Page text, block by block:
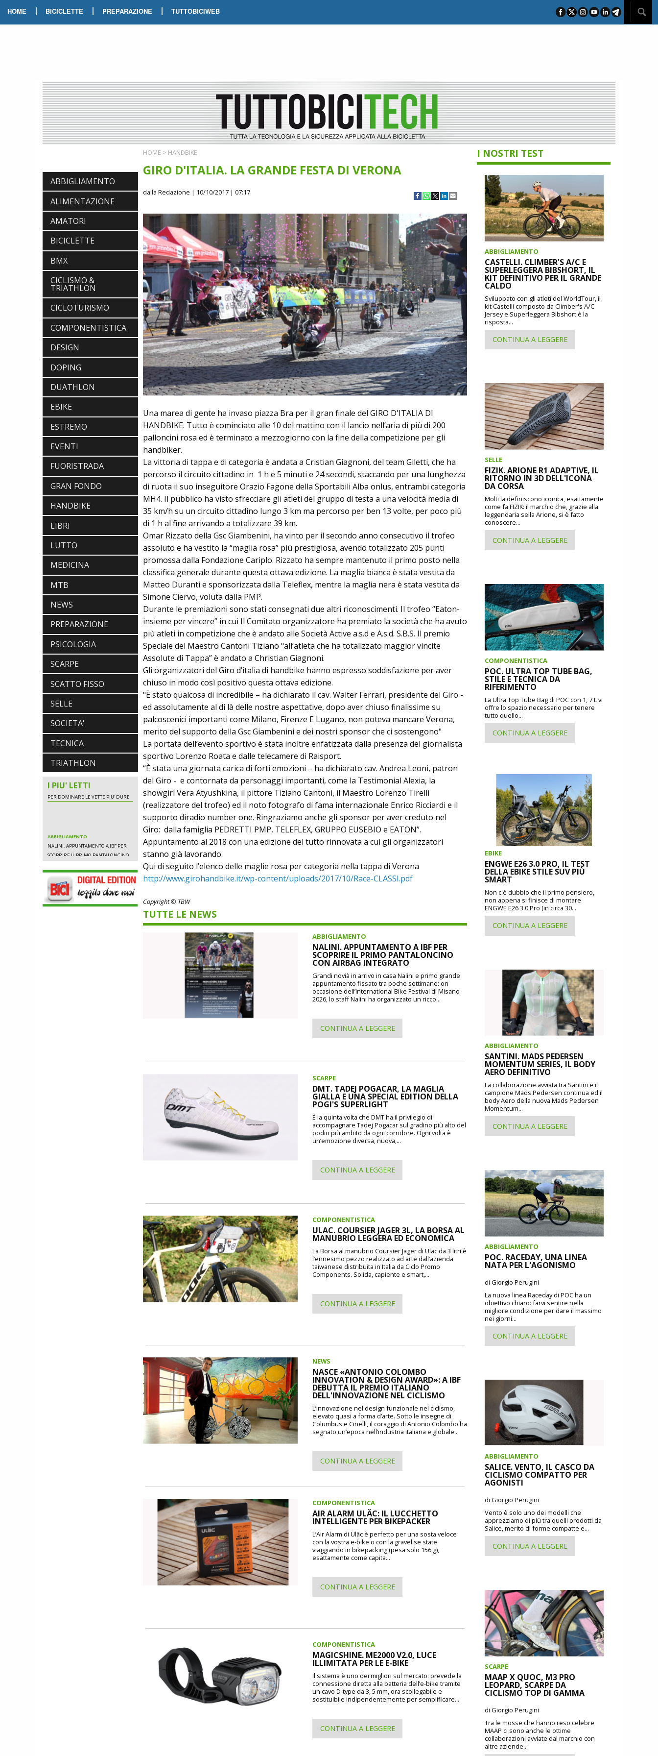
HOME | BICICLETTE | PREPARAZIONE | TUTTOBICIWEB
ABBIGLIAMENTO
ALIMENTAZIONE
AMATORI
BICICLETTE
BMX
CICLISMO &
TRIATHLON
CICLOTURISMO
COMPONENTISTICA
DESIGN
DOPING
DUATHLON
EBIKE
ESTREMO
EVENTI
FUORISTRADA
GRAN FONDO
HANDBIKE
LIBRI
LUTTO
MEDICINA
MTB
NEWS
PREPARAZIONE
PSICOLOGIA
SCARPE
SCATTO FISSO
SELLE
SOCIETA'
TECNICA
TRIATHLON
I PIU' LETTI
ABBIGLIAMENTO
NALINI. APPUNTAMENTO A IBF PER
CON AIRBAG INTEGRATO
LEGGEREZZA ASSOLUTA E CARATTERE
NALINI. APPUNTAMENTO A IBF PER
SCOPRIRE IL PRIMO PANTALONCINO
CON AIRBAG INTEGRATO
BICICLETTE
LOOK. LA NUOVA 785 HUEZ RS,
LEGGEREZZA ASSOLUTA E CARATTERE
PER DOMINARE LE VETTE PIU' DURE
SCOPRIRE IL PRIMO PANTALONCINO
CON AIRBAG INTEGRATO
BICICLETTE
LEGGEREZZA ASSOLUTA E CARATTERE
PER DOMINARE LE VETTE PIU' DURE
HOME > HANDBIKE
GIRO D'ITALIA. LA GRANDE FESTA DI VERONA
dalla Redazione | 10/10/2017 | 07:17
Una marea di gente ha invaso piazza Bra per il gran finale del GIRO D'ITALIA DI
HANDBIKE. Tutto è cominciato alle 10 del mattino con il lancio nell’aria di più di 200
palloncini rosa ed è terminato a mezzogiorno con la fine della competizione per gli
handbiker.
La vittoria di tappa e di categoria è andata a Cristian Giagnoni, del team Giletti, che ha
percorso il circuito cittadino in 1 h e 5 minuti e 24 secondi, staccando per una lunghezza
di ruota il suo inseguitore Orazio Fagone della Sportabili Alba onlus, entrambi categoria
MH4. Il pubblico ha visto sfrecciare gli atleti del gruppo di testa a una velocità media di
35 km/h su un circuito cittadino lungo 3 km ma percorso per ben 13 volte, per poco più
di 1 h al fine arrivando a totalizzare 39 km.
Omar Rizzato della Gsc Giambenini, ha vinto per il secondo anno consecutivo il trofeo
assoluto e ha vestito la “maglia rosa” più prestigiosa, avendo totalizzato 205 punti
promossa dalla Fondazione Cariplo. Rizzato ha sempre mantenuto il primo posto nella
classifica generale durante questa ottava edizione. La maglia bianca è stata vestita da
Matteo Duranti e sponsorizzata dalla Teleflex, mentre la maglia nera è stata vestita da
Simone Ciervo, voluta dalla PMP.
Durante le premiazioni sono stati consegnati due altri riconoscimenti. Il trofeo “Eaton-
insieme per vincere” in cui Il Comitato organizzatore ha premiato la società che ha avuto
più atleti in competizione che è andato alle Società Active a.s.d e A.s.d. S.B.S. Il premio
Speciale del Maestro Cantoni Tiziano "all’atleta che ha totalizzato maggior vincite
Assolute di Tappa” è andato a Christian Giagnoni.
Gli organizzatori del Giro d’italia di handbike hanno espresso soddisfazione per aver
chiuso in modo così positivo questa ottava edizione.
"È stato qualcosa di incredibile – ha dichiarato il cav. Walter Ferrari, presidente del Giro -
ed assolutamente al di là delle nostre aspettative, dopo aver chiuso finalissime su
palcoscenici importanti come Milano, Firenze E Lugano, non poteva mancare Verona,
merito del supporto della Gsc Giambenini e dei nostri sponsor che ci sostengono"
La portata dell’evento sportivo è stata inoltre enfatizzata dalla presenza del giornalista
sportivo Lorenzo Roata e dalle telecamere di Raisport.
“È stata una giornata carica di forti emozioni – ha dichiarato cav. Andrea Leoni, patron
del Giro - e contornata da personaggi importanti, come la Testimonial Alexia, la
showgirl Vera Atyushkina, il pittore Tiziano Cantoni, il Maestro Lorenzo Tirelli
(realizzatore del trofeo) ed il noto fotografo di fama internazionale Enrico Ricciardi e il
supporto diradio number one. Ringraziamo anche gli sponsor per aver creduto nel
Giro: dalla famiglia PEDRETTI PMP, TELEFLEX, GRUPPO EUSEBIO e EATON”.
Appuntamento al 2018 con una edizione del tutto rinnovata a cui gli organizzatori
stanno già lavorando.
Qui di seguito l’elenco delle maglie rosa per categoria nella tappa di Verona
http://www.girohandbike.it/wp-content/uploads/2017/10/Race-CLASSI.pdf
Copyright © TBW
TUTTE LE NEWS
ABBIGLIAMENTO
NALINI. APPUNTAMENTO A IBF PER
SCOPRIRE IL PRIMO PANTALONCINO
CON AIRBAG INTEGRATO
Grandi novià in arrivo in casa Nalini e primo grande
appuntamento fissato tra poche settimane: on
occasione dell’International Bike Festival di Misano
2026, lo staff Nalini ha organizzato un ricco...
CONTINUA A LEGGERE
SCARPE
DMT. TADEJ POGACAR, LA MAGLIA
GIALLA E UNA SPECIAL EDITION DELLA
POGI'S SUPERLIGHT
È la quinta volta che DMT ha il privilegio di
accompagnare Tadej Pogacar sul gradino più alto del
podio più ambito da ogni corridore. Ogni volta è
un’emozione diversa, nuova,...
CONTINUA A LEGGERE
COMPONENTISTICA
ULAC. COURSIER JAGER 3L, LA BORSA AL
MANUBRIO LEGGERA ED ECONOMICA
La Borsa al manubrio Coursier Jager di Uläc da 3 litri è
l’ennesimo pezzo realizzato ad arte dall’azienda
taiwanese distribuita in Italia da Ciclo Promo
Components. Solida, capiente e smart,...
CONTINUA A LEGGERE
NEWS
NASCE «ANTONIO COLOMBO
INNOVATION & DESIGN AWARD»: A IBF
DEBUTTA IL PREMIO ITALIANO
DELL'INNOVAZIONE NEL CICLISMO
L’innovazione nel design funzionale nel ciclismo,
elevato quasi a forma d’arte. Sotto le insegne di
Columbus e Cinelli, il coraggio di Antonio Colombo ha
segnato un’epoca nell’industria italiana e globale...
CONTINUA A LEGGERE
COMPONENTISTICA
AIR ALARM ULÄC: IL LUCCHETTO
INTELLIGENTE PER BIKEPACKER
L’Air Alarm di Uläc è perfetto per una sosta veloce
con la vostra e-bike o con la gravel se state
viaggiando in bikepacking (pesa solo 156 g),
esattamente come capita...
CONTINUA A LEGGERE
COMPONENTISTICA
MAGICSHINE. ME2000 V2.0, LUCE
ILLIMITATA PER LE E-BIKE
Il sistema è uno dei migliori sul mercato: prevede la
connessione diretta alla batteria dell’e-bike tramite
un cavo D-type da 3, 5 mm, ora scollegabile e
sostituibile indipendentemente per semplificare...
CONTINUA A LEGGERE
I NOSTRI TEST
ABBIGLIAMENTO
CASTELLI. CLIMBER'S A/C E
SUPERLEGGERA BIBSHORT, IL
KIT DEFINITIVO PER IL GRANDE
CALDO
Sviluppato con gli atleti del WorldTour, il
kit Castelli composto da Climber's A/C
Jersey e Superleggera Bibshort è la
risposta...
CONTINUA A LEGGERE
SELLE
FIZIK. ARIONE R1 ADAPTIVE, IL
RITORNO IN 3D DELL'ICONA
DA CORSA
Molti la definiscono iconica, esattamente
come fa FIZIK: il marchio che, grazie alla
leggendaria sella Arione, si è fatto
conoscere...
CONTINUA A LEGGERE
COMPONENTISTICA
POC. ULTRA TOP TUBE BAG,
STILE E TECNICA DA
RIFERIMENTO
La Ultra Top Tube Bag di POC con 1, 7 L vi
offre lo spazio necessario per tenere
tutto quello...
CONTINUA A LEGGERE
EBIKE
ENGWE E26 3.0 PRO, IL TEST
DELLA EBIKE STILE SUV PIÙ
SMART
Non c'è dubbio che il primo pensiero,
non appena si finisce di montare
ENGWE E26 3.0 Pro (in circa 30...
CONTINUA A LEGGERE
ABBIGLIAMENTO
SANTINI. MADS PEDERSEN
MOMENTUM SERIES, IL BODY
AERO DEFINITIVO
La collaborazione avviata tra Santini e il
campione Mads Pedersen continua ed il
body Aero della nuova Mads Pedersen
Momentum...
CONTINUA A LEGGERE
ABBIGLIAMENTO
POC. RACEDAY, UNA LINEA
NATA PER L'AGONISMO
di Giorgio Perugini
La nuova linea Raceday di POC ha un
obiettivo chiaro: farvi sentire nella
migliore condizione per dare il massimo
nei giorni...
CONTINUA A LEGGERE
ABBIGLIAMENTO
SALICE. VENTO, IL CASCO DA
CICLISMO COMPATTO PER
AGONISTI
di Giorgio Perugini
Vento è solo uno dei modelli che
apprezziamo di più tra quelli prodotti da
Salice, merito di forme compatte e...
CONTINUA A LEGGERE
SCARPE
MAAP X QUOC, M3 PRO
LEOPARD, SCARPE DA
CICLISMO TOP DI GAMMA
di Giorgio Perugini
Tra le mosse che hanno reso celebre
MAAP ci sono anche le ottime
collaborazioni avviate dal marchio con
altre aziende...